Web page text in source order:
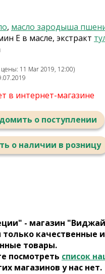
, масло зародыша
Е в масле, экстракт
11 Mar 2019, 12:00)
в интернет-магазине
о поступлении
о наличии в розницу
- магазин
качественные и
товары.
посмотреть список
магазинов у нас нет.